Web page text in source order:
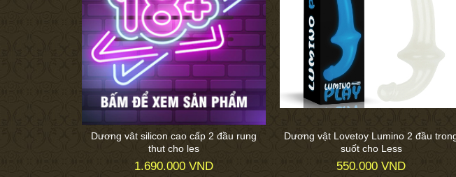
Dương vât silicon cao cấp 2 đầu rung
thut cho les
1.690.000 VND
Dương vật Lovetoy Lumino 2 đầu
suốt cho Less
550.000 VND